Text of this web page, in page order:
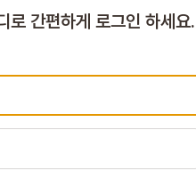
로간편하게 로그인 하세요.